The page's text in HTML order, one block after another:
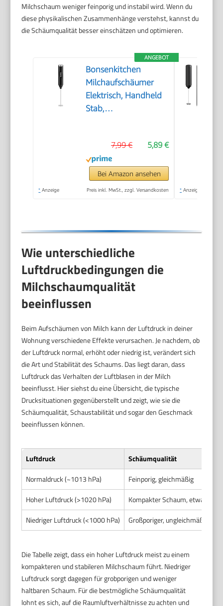
Milchschaum weniger feinporig und instabil wird. Wenn du
diese physikalischen Zusammenhänge verstehst, kannst du
die Schäumqualität besser einschätzen und optimieren.
ANGEBOT
Bonsenkitchen
Milchaufschäumer
Elektrisch, Handheld
Stab,
5,89 €
7,99 €
Bei Amazon ansehen
* Anzeige Preis inkl. MwSt., zzgl. Versandkosten * Anzeige
Wie unterschiedliche
Luftdruckbedingungen die
Milchschaumqualität
beeinflussen
Beim Aufschäumen von Milch kann der Luftdruck in deiner
Wohnung verschiedene Effekte verursachen. Je nachdem, ob
der Luftdruck normal, erhöht oder niedrig ist, verändert sich
die Art und Stabilität des Schaums. Das liegt daran, dass
Luftdruck das Verhalten der Luftblasen in der Milch
beeinflusst. Hier siehst du eine Übersicht, die typische
Drucksituationen gegenüberstellt und zeigt, wie sie die
Schäumqualität, Schaustabilität und sogar den Geschmack
beeinflussen können.
Luftdruck
Schäumqualität
Normaldruck (~1013 hPa)
Feinporig, gleichmäßig
Hoher Luftdruck (>1020 hPa)
Kompakter Schaum, etwas
Niedriger Luftdruck (<1000 hPa)
Großporiger, ungleichmäßiger
Die Tabelle zeigt, dass ein hoher Luftdruck meist zu einem
kompakteren und stabileren Milchschaum führt. Niedriger
Luftdruck sorgt dagegen für grobporigen und weniger
haltbaren Schaum. Für die bestmögliche Schäumqualität
lohnt es sich, auf die Raumluftverhältnisse zu achten und